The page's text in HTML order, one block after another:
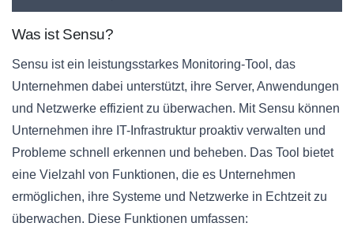
Was ist Sensu?
Sensu ist ein leistungsstarkes Monitoring-Tool, das
Unternehmen dabei unterstützt, ihre Server, Anwendungen
und Netzwerke effizient zu überwachen. Mit Sensu können
Unternehmen ihre IT-Infrastruktur proaktiv verwalten und
Probleme schnell erkennen und beheben. Das Tool bietet
eine Vielzahl von Funktionen, die es Unternehmen
ermöglichen, ihre Systeme und Netzwerke in Echtzeit zu
überwachen. Diese Funktionen umfassen: